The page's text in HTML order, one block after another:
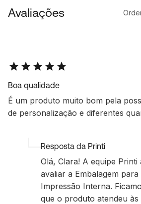
Avaliações
Boa qualidade
É um produto muito bom pela
de personalização e diferentes
Resposta da Printi
Olá, Clara! A equipe
avaliar a Embalagem
Impressão Interna.
que o produto atendeu às